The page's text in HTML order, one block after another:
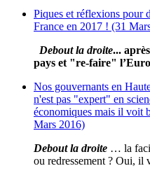
Piques et réflexions pour
France en 2017 ! (31
Debout la droite...
pays et "re-faire"
Nos gouvernants en
n'est pas "expert" en
économiques mais il voit
Mars 2016)
Debout la droite … la
ou redressement ? Oui, il